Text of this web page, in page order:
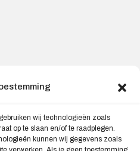
wij technologieën zoals
op te slaan en/of te raadplegen.
kunnen wij gegevens zoals